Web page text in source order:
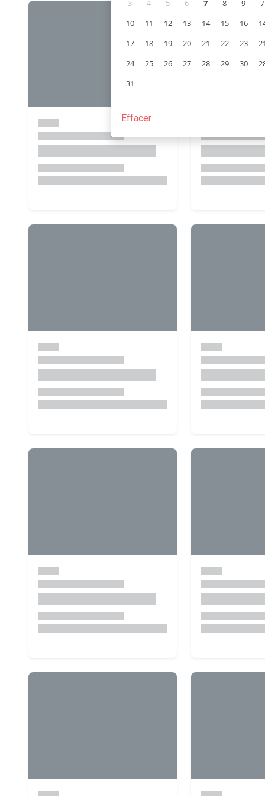
3
4 5 6 7 8
9
10
11 12 13 14 15
16
17
18 19 20 21 22
23
24
25 26 27 28 29
30
31
7
21
Effacer